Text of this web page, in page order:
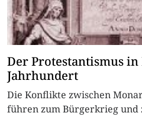
Der Protestantismus in
Jahrhundert
Die Konflikte zwischen
führen zum Bürgerkrieg und